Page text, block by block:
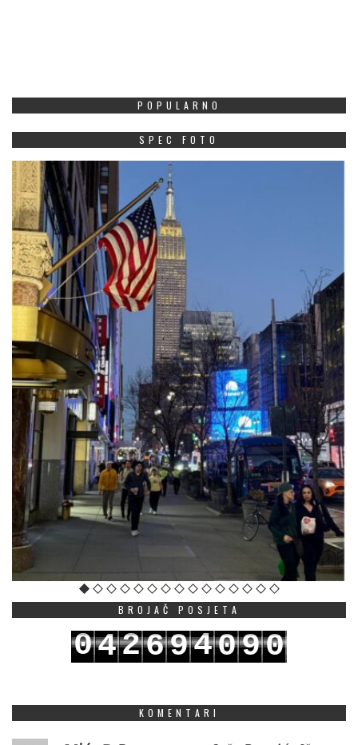
POPULARNO
SPEC FOTO
BROJAČ POSJETA
042694090
KOMENTARI